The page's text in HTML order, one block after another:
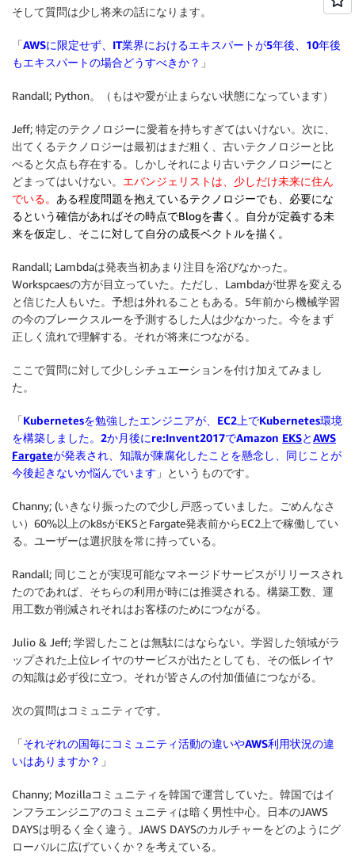
そして質問は少し将来の話になります。
「AWSに限定せず、IT業界におけるエキスパートが5年後、10年後
もエキスパートの場合どうすべきか？ 」
Randall; Python。（もはや愛が止まらない状態になっています）
Jeff; 特定のテクノロジーに愛着を持ちすぎてはいけない。次に、
出てくるテクノロジーは最初はまだ粗く、古いテクノロジーと比
べると欠点も存在する。しかしそれにより古いテクノロジーにと
どまってはいけない。 エバンジェリストは、少しだけ未来に住ん
でいる。 ある程度問題を抱えているテクノロジーでも、必要にな
るという確信があればその時点でBlogを書く。自分が定義する未
来を仮定し、そこに対して自分の成長ベクトルを描く。
Randall; Lambdaは発表当初あまり注目を浴びなかった。
Workspcaesの方が目立っていた。ただし、Lambdaが世界を変える
と信じた人もいた。予想は外れることもある。5年前から機械学習
の今のブレークスルーを予測するした人は少なかった。今をまず
正しく流れで理解する。それが将来につながる。
ここで質問に対して少しシチュエーションを付け加えてみまし
た。
「Kubernetesを勉強したエンジニアが、EC2上でKubernetes環境
を構築しました。2か月後にre:Invent2017でAmazon EKSとAWS
Fargateが発表され、知識が陳腐化したことを懸念し、同じことが
今後起きないか悩んでいます 」というものです。
Channy; (いきなり振ったので少し戸惑っていました。ごめんなさ
い）60%以上のk8sがEKSとFargate発表前からEC2上で稼働してい
る。ユーザーは選択肢を常に持っている。
Randall; 同じことが実現可能なマネージドサービスがリリースされ
たのであれば、そちらの利用が時には推奨される。構築工数、運
用工数が削減されそれはお客様のためにつながる。
Julio & Jeff; 学習したことは無駄にはならない。学習した領域がラ
ップされた上位レイヤのサービスが出たとしても、その低レイヤ
の知識は必ず役に立つ。それが皆さんの付加価値につながる。
次の質問はコミュニティです。
「それぞれの国毎にコミュニティ活動の違いやAWS利用状況の違
いはありますか？ 」
Channy; Mozillaコミュニティを韓国で運営していた。韓国ではイ
ンフラエンジニアのコミュニティは暗く男性中心。日本のJAWS
DAYSは明るく全く違う。JAWS DAYSのカルチャーをどのようにグ
ローバルに広げていくか？を考えている。